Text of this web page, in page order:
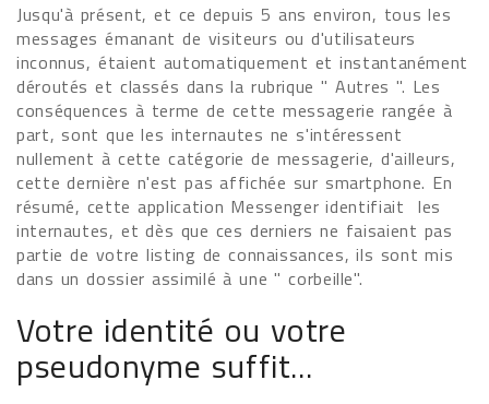
Jusqu'à présent, et ce depuis 5 ans environ, tous les
messages émanant de visiteurs ou d'utilisateurs
inconnus, étaient automatiquement et instantanément
déroutés et classés dans la rubrique " Autres ". Les
conséquences à terme de cette messagerie rangée à
part, sont que les internautes ne s'intéressent
nullement à cette catégorie de messagerie, d'ailleurs,
cette dernière n'est pas affichée sur smartphone. En
résumé, cette application Messenger identifiait les
internautes, et dès que ces derniers ne faisaient pas
partie de votre listing de connaissances, ils sont mis
dans un dossier assimilé à une " corbeille".
Votre identité ou votre
pseudonyme suffit...